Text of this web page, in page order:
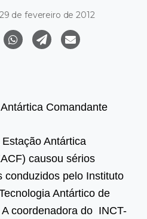
29 de fevereiro de 2012
Antártica
causou sérios
conduzidos pelo Instituto
Antártico de
coordenadora do INCT-